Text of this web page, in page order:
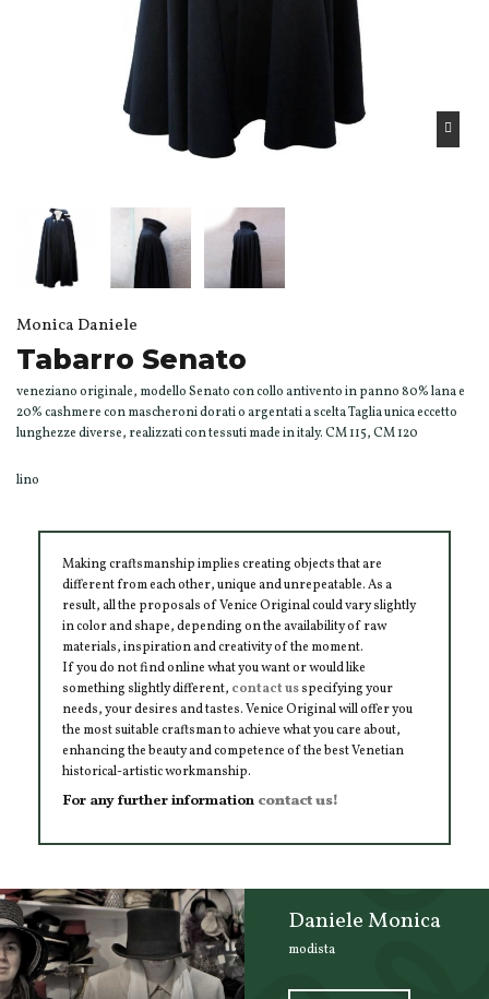
Monica Daniele
Tabarro Senato
veneziano originale, modello Senato con collo antivento in panno 80% lana e
20% cashmere con mascheroni dorati o argentati a scelta Taglia unica eccetto
lunghezze diverse, realizzati con tessuti made in italy. CM 115, CM 120
lino
Making craftsmanship implies creating objects that are
different from each other, unique and unrepeatable. As a
result, all the proposals of Venice Original could vary slightly
in color and shape, depending on the availability of raw
materials, inspiration and creativity of the moment.
If you do not find online what you want or would like
something slightly different, contact usspecifying your
needs, your desires and tastes. Venice Original will offer you
the most suitable craftsman to achieve what you care about,
enhancing the beauty and competence of the best Venetian
historical-artistic workmanship.
For any further information contact us!
Daniele Monica
modista